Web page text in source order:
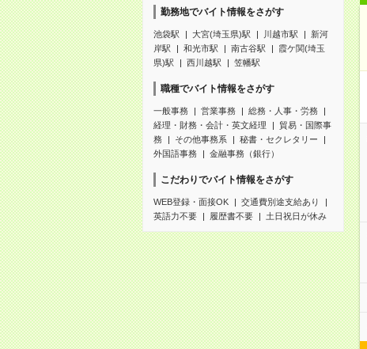
勤務地でバイト情報をさがす
池袋駅 大宮(埼玉県)駅 川越市駅
新河
岸駅
和光市駅 南古谷駅
霞ケ関(埼玉
県)駅
西川越駅 笠幡駅
職種でバイト情報をさがす
一般事務 営業事務
総務・人事・労務
経理・財務・会計・英文経理
貿易・国際事
務
その他事務系
秘書・セクレタリー
外国語事務
金融事務（銀行）
こだわりでバイト情報をさがす
WEB登録・面接OK
交通費別途支給あり
英語力不要
履歴書不要 土日祝日が休み